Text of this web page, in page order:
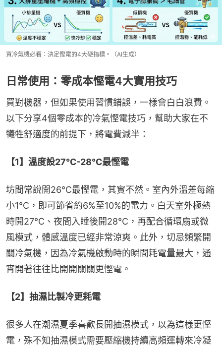
買冷氣機必看：決定慳電的4大硬指標。（AI生成）
日常使用：零成本慳電4大實用技巧
買對機器，但如果使用習慣錯誤，一樣會白白浪費。
以下分享4個零成本的冷氣慳電技巧，幫助大家在不
犧牲舒適度的前提下，將電費減半：
【1】溫度設27℃-28℃最慳電
坊間常說開26℃最慳電，其實不然。室內外溫差每縮
小1℃，即可節省約6%至10%的電力。白天室外極熱
時開27℃、夜間入睡後開28℃，再配合循環扇或微
風模式，體感溫度已經非常涼爽。此外，切忌頻繁開
關冷氣機，因為冷氣機啟動時的瞬間耗電量最大，通
宵開著往往比開開關關更慳電。
【2】抽濕比製冷更耗電
很多人在潮濕夏季喜歡長開抽濕模式，以為這樣更慳
電，殊不知抽濕模式需要壓縮機持續高頻運轉來冷凝